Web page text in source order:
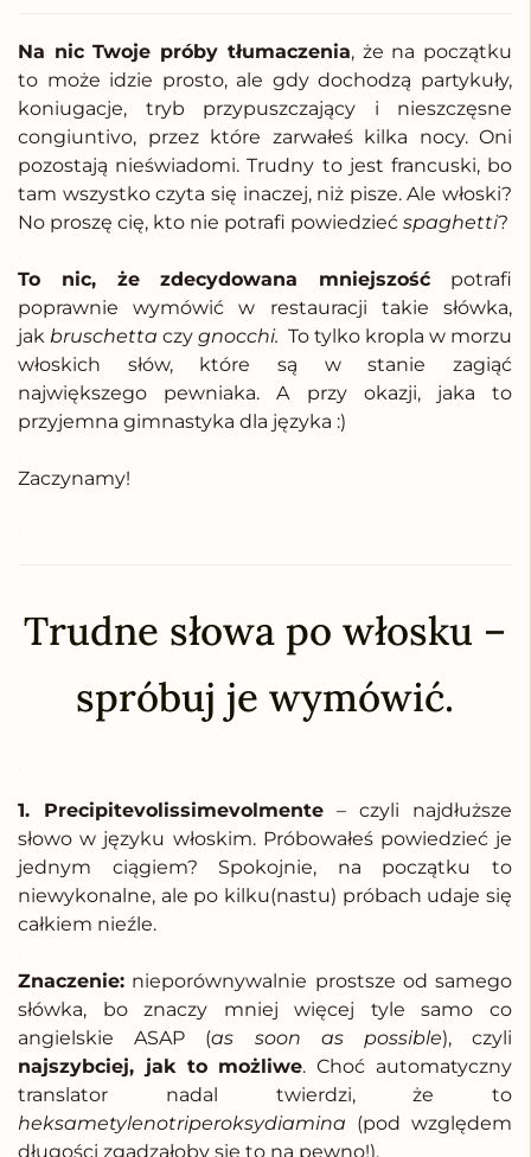
Na nic Twoje próby tłumaczenia, że na początku
to może idzie prosto, ale gdy dochodzą partykuły,
koniugacje, tryb przypuszczający i nieszczęsne
congiuntivo, przez które zarwałeś kilka nocy. Oni
pozostają nieświadomi. Trudny to jest francuski, bo
tam wszystko czyta się inaczej, niż pisze. Ale włoski?
No proszę cię, kto nie potrafi powiedzieć spaghetti?
.
To nic, że zdecydowana mniejszość potrafi
poprawnie wymówić w restauracji takie słówka,
jak bruschetta czy gnocchi. To tylko kropla w morzu
włoskich słów, które są w stanie zagiąć
największego pewniaka. A przy okazji, jaka to
przyjemna gimnastyka dla języka :)
.
Zaczynamy!
.
Trudne słowa po włosku –
spróbuj je wymówić.
.
1. Precipitevolissimevolmente – czyli najdłuższe
słowo w języku włoskim. Próbowałeś powiedzieć je
jednym ciągiem? Spokojnie, na początku to
niewykonalne, ale po kilku(nastu) próbach udaje się
całkiem nieźle.
.
Znaczenie: nieporównywalnie prostsze od samego
słówka, bo znaczy mniej więcej tyle samo co
angielskie ASAP (as soon as possible), czyli
najszybciej, jak to możliwe. Choć automatyczny
translator nadal twierdzi, że to
heksametylenotriperoksydiamina (pod względem
długości zgadzałoby się to na pewno!).